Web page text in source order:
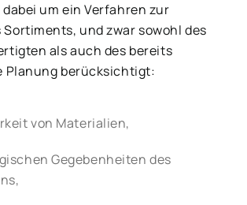
um ein Verfahren zur
und zwar sowohl des
als auch des bereits
Planung berücksichtigt:
von Materialien,
Gegebenheiten des